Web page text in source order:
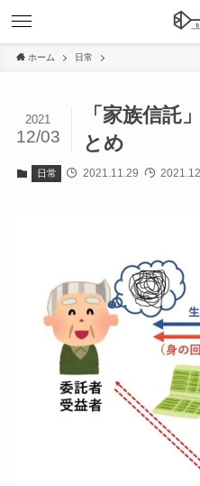
ホーム 日常
「家族信託
とめ
2021
12/03
日常 2021.11.29